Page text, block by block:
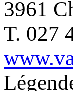
3961
T. 027